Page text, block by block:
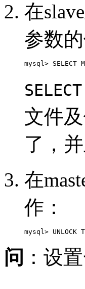
在
参数
SELECT
文件
了，
在
作：
mysql> UNLOCK
问 ：设